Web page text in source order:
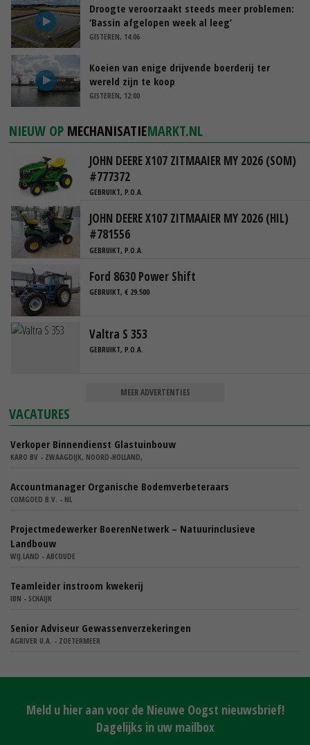
Droogte veroorzaakt steeds meer problemen:
‘Bassin afgelopen week al leeg’
GISTEREN, 14:06
Koeien van enige drijvende boerderij ter
wereld zijn te koop
GISTEREN, 12:00
NIEUW OP MECHANISATIEMARKT.NL
JOHN DEERE X107 ZITMAAIER MY 2026 (SOM)
#777372
GEBRUIKT, P.O.A.
JOHN DEERE X107 ZITMAAIER MY 2026 (HIL)
#781556
GEBRUIKT, P.O.A.
Ford 8630 Power Shift
GEBRUIKT, € 29.500
Valtra S 353
GEBRUIKT, P.O.A.
MEER ADVERTENTIES
VACATURES
Verkoper Binnendienst Glastuinbouw
KARO BV - ZWAAGDIJK, NOORD-HOLLAND,
Accountmanager Organische Bodemverbeteraars
COMGOED B.V. - NL
Projectmedewerker BoerenNetwerk – Natuurinclusieve
Landbouw
WIJ.LAND - ABCOUDE
Teamleider instroom kwekerij
IBN - SCHAIJK
Senior Adviseur Gewassenverzekeringen
AGRIVER U.A. - ZOETERMEER
Meld u hier aan voor de Nieuwe Oogst nieuwsbrief!
Dagelijks in uw mailbox